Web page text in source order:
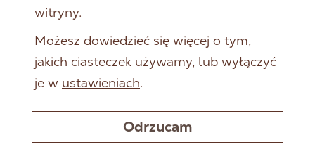
PODSUMOWANIE
W świecie karm dla psów łatwo zgubić się w gąszczu
zawartości białka”. Liczy się jednak nie tylko jego ilość,
ale przede wszystkim jakość i pochodzenie – najlepiej,
witryny.
Możesz dowiedzieć się więcej o tym,
jakich ciasteczek używamy, lub wyłączyć
je w ustawieniach.
Odrzucam